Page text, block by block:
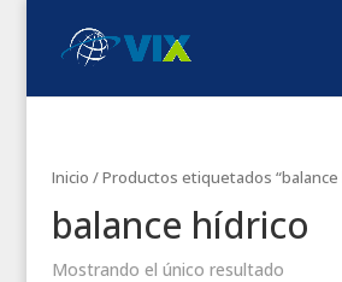
Inicio / Productos etiquetados “balance
balance hídrico
Mostrando el único resultado